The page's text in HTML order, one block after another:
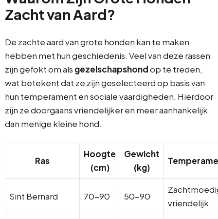
Zacht van Aard?
De zachte aard van grote honden kan te maken
hebben met hun geschiedenis. Veel van deze rassen
zijn gefokt om als gezelschapshondop te treden,
wat betekent dat ze zijn geselecteerd op basis van
hun temperament en sociale vaardigheden. Hierdoor
zijn ze doorgaans vriendelijker en meer aanhankelijk
dan menige kleine hond.
Ras
Hoogte
(cm)
Gewicht
(kg)
Sint Bernard 70-90 50-90
vriendelijk